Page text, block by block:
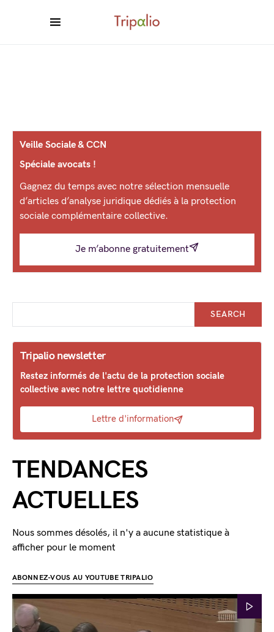
Veille Sociale & CCN
Spéciale avocats !
Gagnez du temps avec notre sélection mensuelle
d’articles d’analyse juridique dédiés à la protection
sociale complémentaire collective.
Je m’abonne gratuitement
SEARCH
Tripalio newsletter
Restez informés de l'actu de la protection sociale
collective avec notre lettre quotidienne
Lettre d'information
TENDANCES
ACTUELLES
Nous sommes désolés, il n'y a aucune statistique à
afficher pour le moment
ABONNEZ-VOUS AU YOUTUBE TRIPALIO